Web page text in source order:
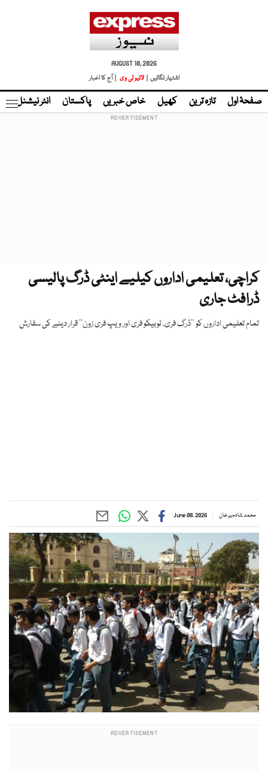
AUGUST 10, 2026
اشتہار لگائیں |
لائیو ٹی وی | آج کا اخبار
صفحۂ اول تازہ ترین کھیل خاص خبریں پاکستان انٹر نیشنل
کراچی، تعلیمی اداروں کیلیے اینٹی ڈرگ پالیسی
ڈرافٹ جاری
تمام تعلیمی اداروں کو ’’ڈرگ فری، ٹوبیکو فری اور ویپ فری زون‘‘ قرار دینے کی سفارش
محمد شاہ میر خان June 08, 2026